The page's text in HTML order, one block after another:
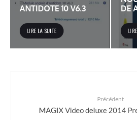
ANTIDOTE 10 V6.3
LIRE LA SUITE
DE
Précédent
MAGIX Video deluxe 2014